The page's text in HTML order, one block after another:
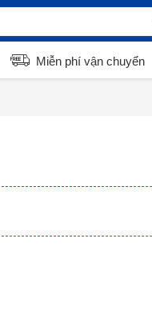
Miễn phí vận chuyển